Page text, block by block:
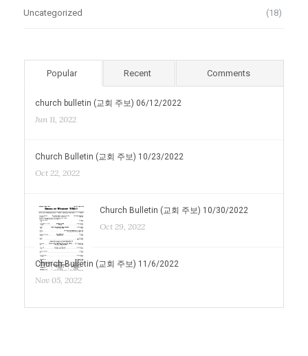
Uncategorized (18)
Popular Recent Comments
church bulletin (교회 주보) 06/12/2022
Jun 11, 2022
Church Bulletin (교회 주보) 10/23/2022
Oct 22, 2022
Church Bulletin (교회 주보) 10/30/2022
Oct 29, 2022
Church Bulletin (교회 주보) 11/6/2022
Nov 05, 2022